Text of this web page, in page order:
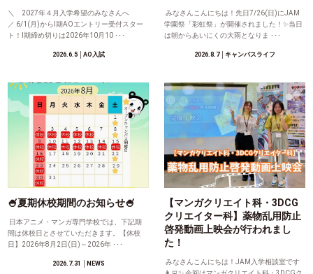
＼ 2027年４月入学希望のみなさんへ
／ 6/1(月)からⅠ期AOエントリー受付スター
ト！Ⅰ期締め切りは2026年10月10 ･･･
2026.6.5│AO入試
みなさんこんにちは！先日7/26(日)にJAM
学園祭「彩虹祭」が開催されました！✨当日
は朝からあいにくの大雨となりま ･･･
2026.8.7│キャンパスライフ
🍧夏期休校期間のお知らせ🍧
日本アニメ・マンガ専門学校では、下記期
間は休校日とさせていただきます。【休校
日】2026年8月2日(日)～2026年 ･･･
2026.7.31 │NEWS
【マンガクリエイト科・3DCG
クリエイター科】薬物乱用防止
啓発動画上映会が行われまし
た！
みなさんこんにちは！JAM入学相談室です